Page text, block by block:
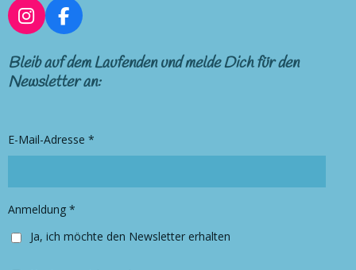
I
n
s
t
a
a
F
a
c
e
b
k
Bleib auf dem Laufenden und melde Dich für den
Newsletter an:
E-Mail-Adresse *
Anmeldung *
Ja, ich möchte den Newsletter erhalten